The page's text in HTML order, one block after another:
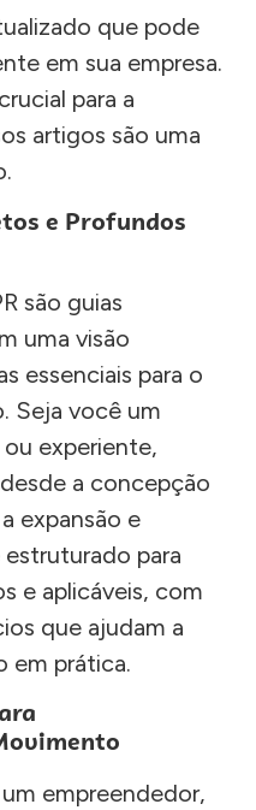
que pode
em sua empresa.
para a
artigos são uma
e Profundos
são guias
uma visão
essenciais para o
Seja você um
experiente,
a concepção
expansão e
para
e aplicáveis, com
que ajudam a
em prática.
empreendedor,